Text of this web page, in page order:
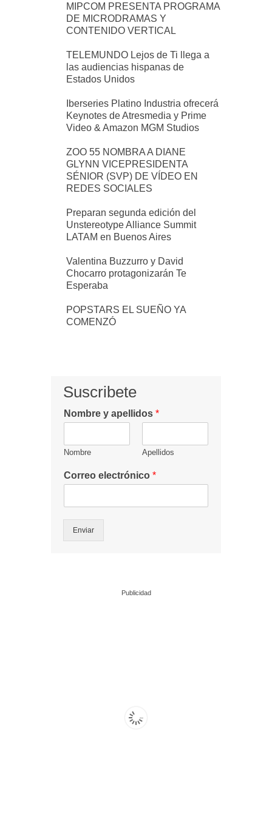
MIPCOM PRESENTA PROGRAMA
DE MICRODRAMAS Y
CONTENIDO VERTICAL
TELEMUNDO Lejos de Ti llega a
las audiencias hispanas de
Estados Unidos
Iberseries Platino Industria ofrecerá
Keynotes de Atresmedia y Prime
Video & Amazon MGM Studios
ZOO 55 NOMBRA A DIANE
GLYNN VICEPRESIDENTA
SÉNIOR (SVP) DE VÍDEO EN
REDES SOCIALES
Preparan segunda edición del
Unstereotype Alliance Summit
LATAM en Buenos Aires
Valentina Buzzurro y David
Chocarro protagonizarán Te
Esperaba
POPSTARS EL SUEÑO YA
COMENZÓ
Suscribete
Nombre y apellidos *
Nombre Apellidos
Correo electrónico *
Enviar
Publicidad